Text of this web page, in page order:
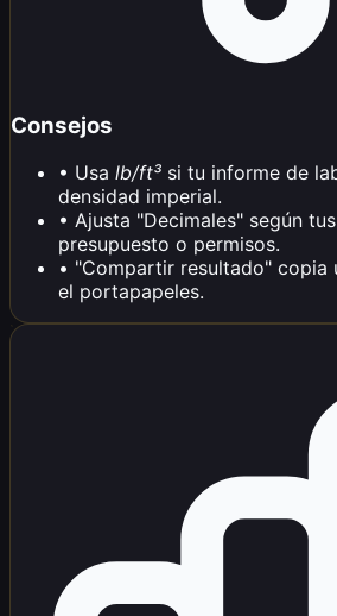
Consejos
• Usa lb/ft³ si tu informe de
densidad imperial.
• Ajusta "Decimales" según
presupuesto o permisos.
• "Compartir resultado" copia
el portapapeles.